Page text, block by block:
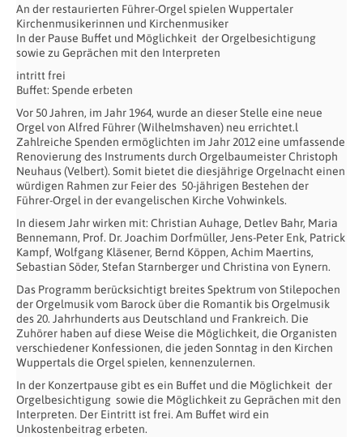
An der restaurierten Führer-Orgel spielen Wuppertaler
Kirchenmusikerinnen und Kirchenmusiker
In der Pause Buffet und Möglichkeit der Orgelbesichtigung
sowie zu Geprächen mit den Interpreten
intritt frei
Buffet: Spende erbeten
Vor 50 Jahren, im Jahr 1964, wurde an dieser Stelle eine neue
Orgel von Alfred Führer (Wilhelmshaven) neu errichtet.l
Zahlreiche Spenden ermöglichten im Jahr 2012 eine umfassende
Renovierung des Instruments durch Orgelbaumeister Christoph
Neuhaus (Velbert). Somit bietet die diesjährige Orgelnacht einen
würdigen Rahmen zur Feier des 50-jährigen Bestehen der
Führer-Orgel in der evangelischen Kirche Vohwinkels.
In diesem Jahr wirken mit: Christian Auhage, Detlev Bahr, Maria
Bennemann, Prof. Dr. Joachim Dorfmüller, Jens-Peter Enk, Patrick
Kampf, Wolfgang Kläsener, Bernd Köppen, Achim Maertins,
Sebastian Söder, Stefan Starnberger und Christina von Eynern.
Das Programm berücksichtigt breites Spektrum von Stilepochen
der Orgelmusik vom Barock über die Romantik bis Orgelmusik
des 20. Jahrhunderts aus Deutschland und Frankreich. Die
Zuhörer haben auf diese Weise die Möglichkeit, die Organisten
verschiedener Konfessionen, die jeden Sonntag in den Kirchen
Wuppertals die Orgel spielen, kennenzulernen.
In der Konzertpause gibt es ein Buffet und die Möglichkeit der
Orgelbesichtigung sowie die Möglichkeit zu Geprächen mit den
Interpreten. Der Eintritt ist frei. Am Buffet wird ein
Unkostenbeitrag erbeten.